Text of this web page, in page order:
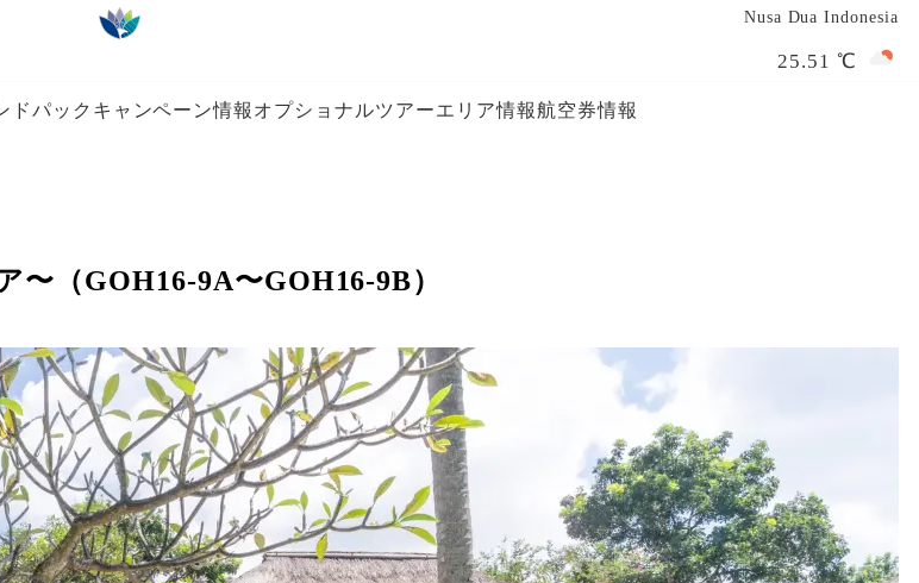
Nusa Dua Indonesia
25.51 ℃
ドパック キャンペーン情報 オプショナルツアーエリア情報航空券情報
（GOH16-9A〜GOH16-9B）